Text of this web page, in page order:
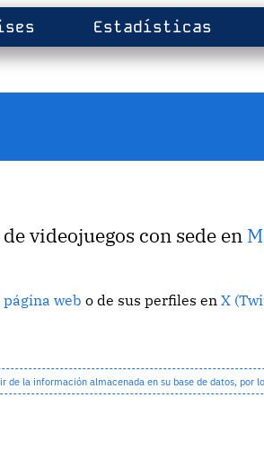
Estadísticas
videojuegos con sede en
página web o de sus perfiles enX
de la información almacenada en su base de datos, por